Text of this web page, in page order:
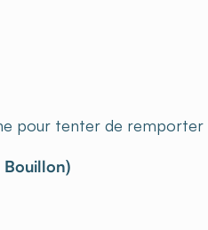
pour tenter de
Bouillon)